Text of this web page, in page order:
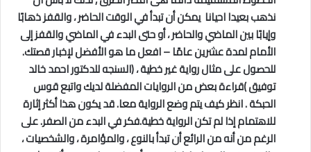
نذهب بعيدا احيانا يمكن أن تبدأ في الوقت الحاضر ، والقفز ذهابًا
وإيابًا بين الماضي والحاضر ، أو حتى البدء في الماضي والقفز إلى
الأمام لمدة عشرين عامًا – افعل ما هو الأفضل لإخبار قصتك.
للحصول على مثال رواية غير خطية ، (السنجه للدكتور احمد خالد
توفيق )قراءة بعض من الروايات المفضلة لديك واتبع قوس
الحبكة . انظر كيف يتم وضع الرواية معا. قد يكون هذا أكثر إثارة
للاهتمام إذا لم تكن الرواية خطية.فكر في البدء من الصفر. على
الرغم من أنه من الرائع أن تبدأ بالنوع ، والمؤامرة ، والشخصيات ،